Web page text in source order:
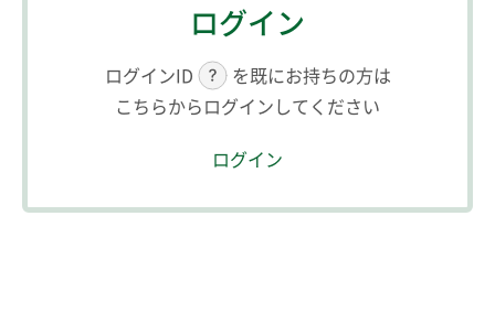
ログイン
ログインID
を既にお持ちの方は
こちらからログインしてください
ログイン